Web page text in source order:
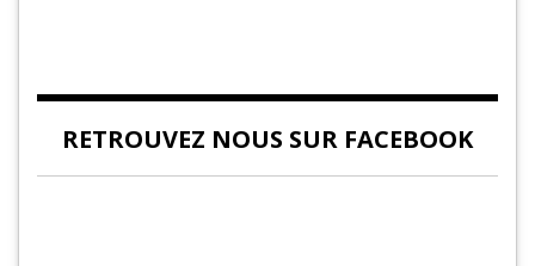
RETROUVEZ NOUS SUR FACEBOOK